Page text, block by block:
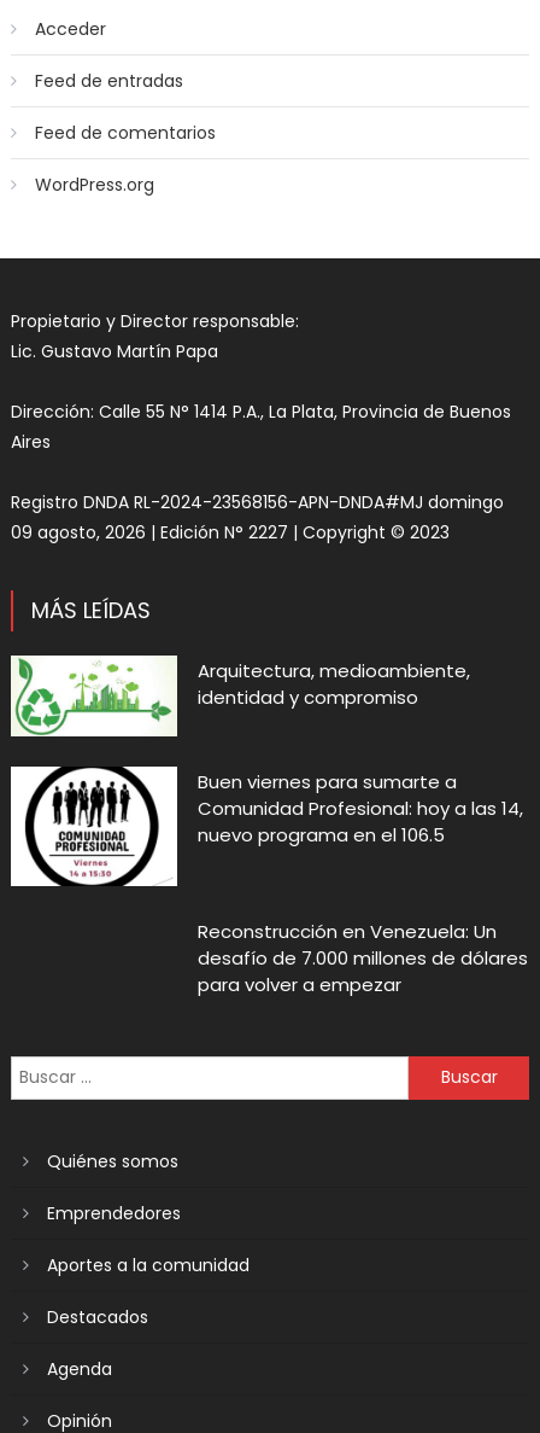
Acceder
Feed de entradas
Feed de comentarios
WordPress.org
Propietario y Director responsable:
Lic. Gustavo Martín Papa
Dirección: Calle 55 N° 1414 P.A., La Plata, Provincia de Buenos
Aires
Registro DNDA RL-2024-23568156-APN-DNDA#MJ domingo
09 agosto, 2026 | Edición N° 2227 | Copyright © 2023
MÁS LEÍDAS
Arquitectura, medioambiente,
identidad y compromiso
Buen viernes para sumarte a
Comunidad Profesional: hoy a las 14,
nuevo programa en el 106.5
Reconstrucción en Venezuela: Un
desafío de 7.000 millones de dólares
para volver a empezar
Quiénes somos
Emprendedores
Aportes a la comunidad
Destacados
Agenda
Opinión